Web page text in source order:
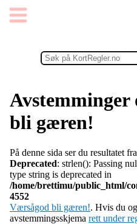
bli gæren!
På denne sida ser du resultatet
Deprecated: strlen(): Passing
type string is deprecated in
/home/brettimu/public_html/
4552
Værsågod bli gæren!. Hvis du
avstemmingsskjema rett under